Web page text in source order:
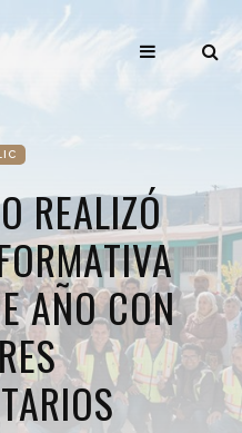
REALIZÓ
AÑO CON